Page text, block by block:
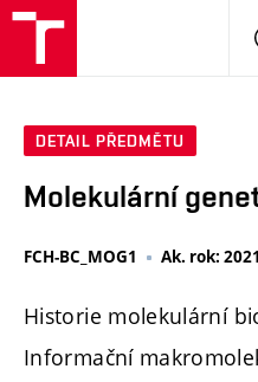
DETAIL PŘEDMĚTU
Molekulární
FCH-BC_MOG1 Ak. rok:
Historie molekulární
Informační